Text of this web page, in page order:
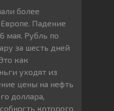
более
Падение
мая. Рубль по
за шесть дней
как
уходят из
цены на нефть
доллара,
которого